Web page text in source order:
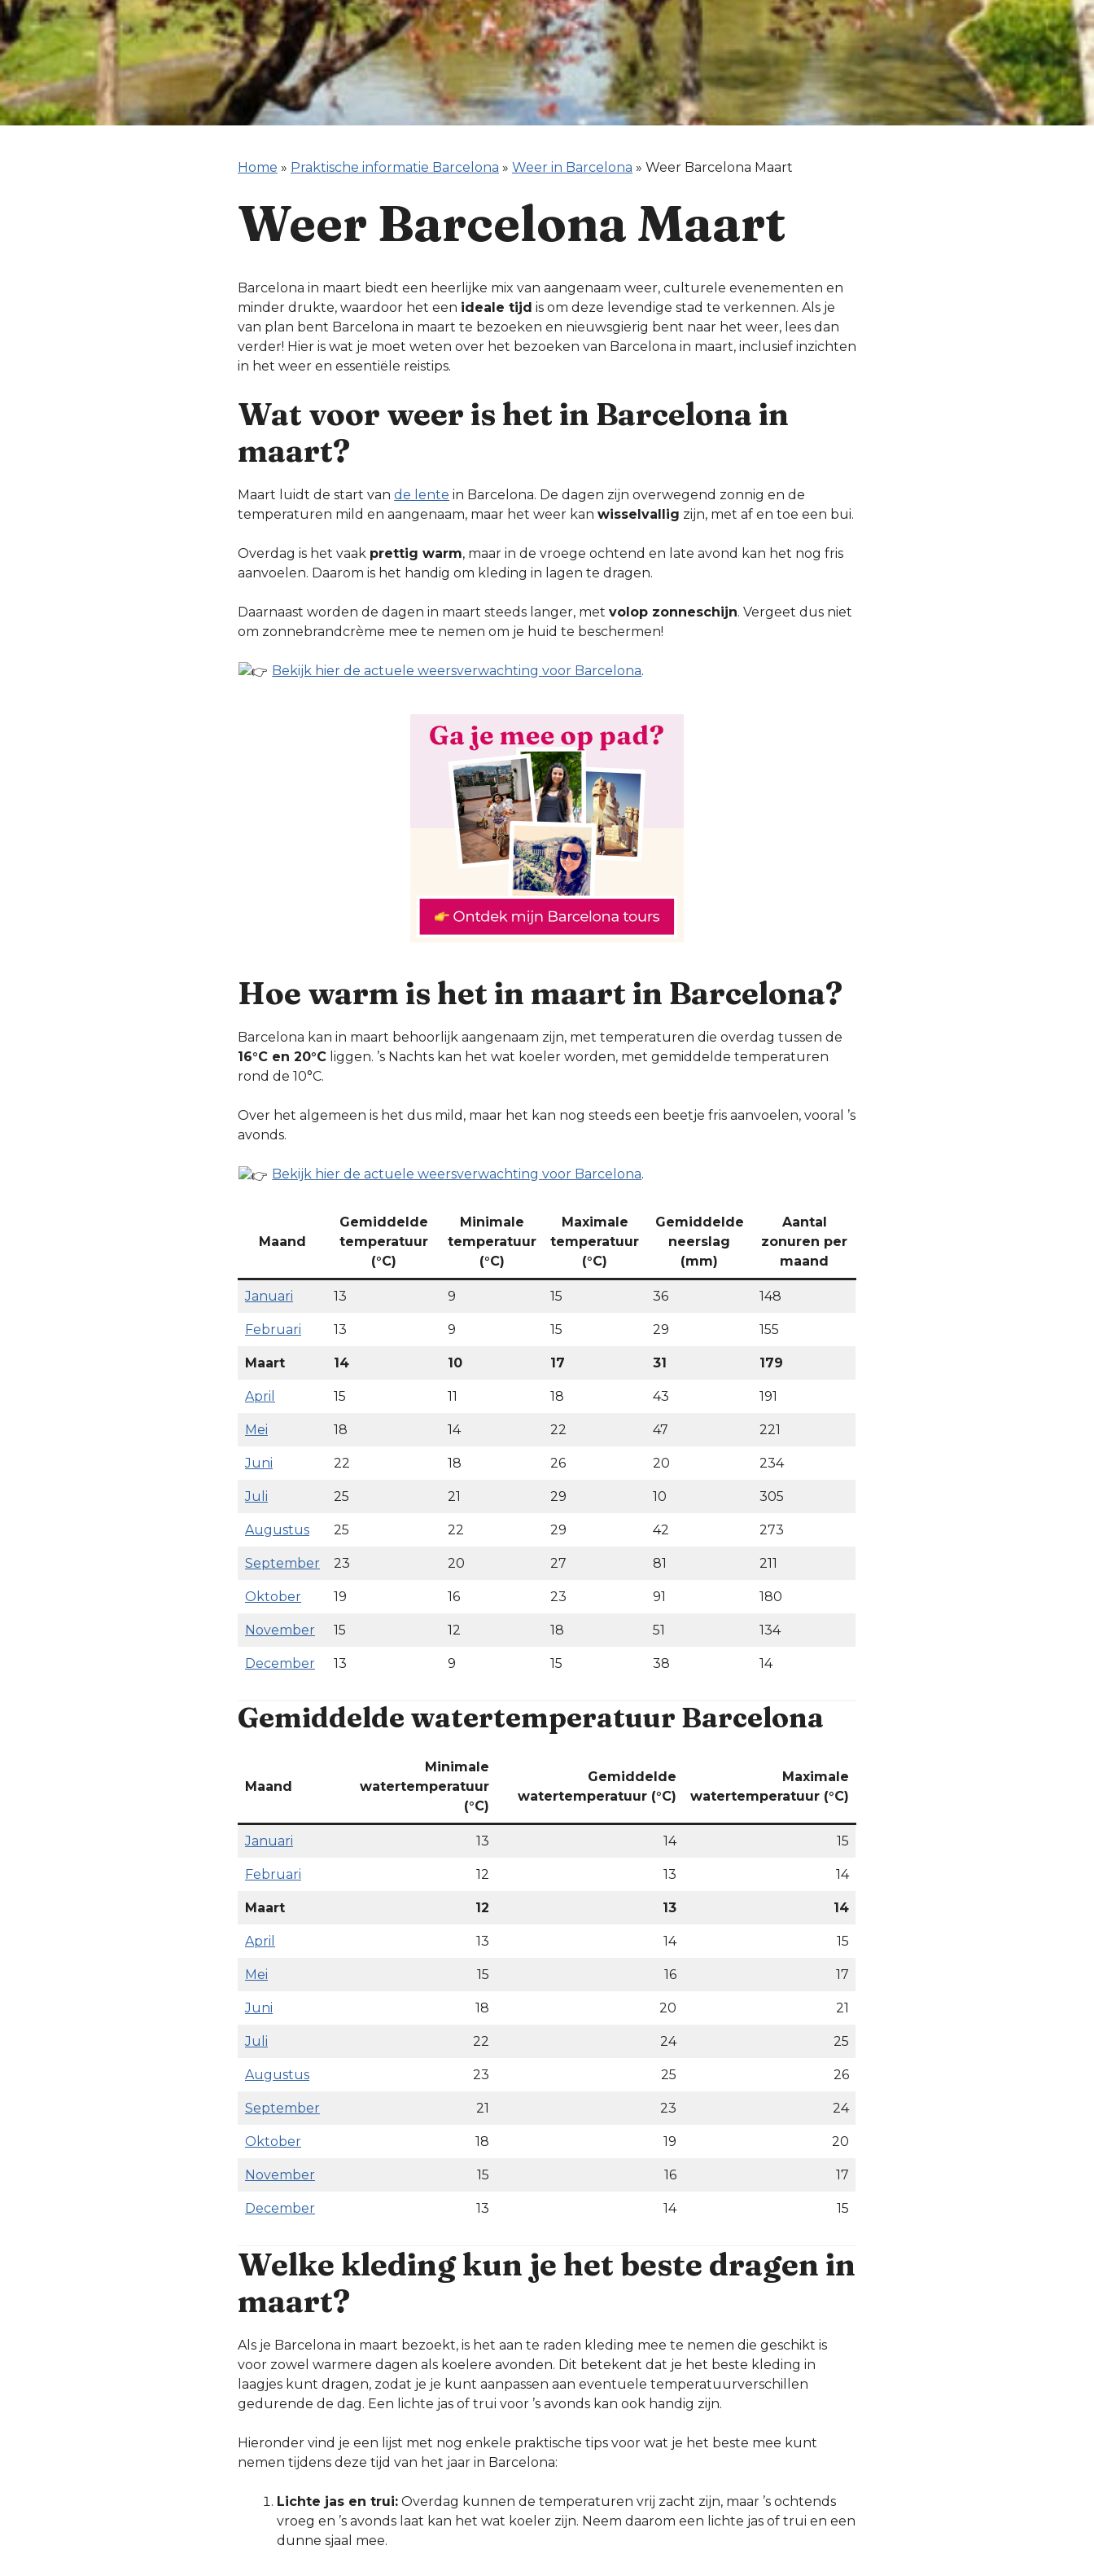
Home » Praktische informatie Barcelona » Weer in Barcelona » Weer Barcelona Maart
Weer Barcelona Maart
Barcelona in maart biedt een heerlijke mix van aangenaam weer, culturele evenementen en
minder drukte, waardoor het een ideale tijd is om deze levendige stad te verkennen. Als je
van plan bent Barcelona in maart te bezoeken en nieuwsgierig bent naar het weer, lees dan
verder! Hier is wat je moet weten over het bezoeken van Barcelona in maart, inclusief inzichten
in het weer en essentiële reistips.
Wat voor weer is het in Barcelona in
maart?
Maart luidt de start van de lente in Barcelona. De dagen zijn overwegend zonnig en de
temperaturen mild en aangenaam, maar het weer kan wisselvallig zijn, met af en toe een bui.
Overdag is het vaak prettig warm, maar in de vroege ochtend en late avond kan het nog fris
aanvoelen. Daarom is het handig om kleding in lagen te dragen.
Daarnaast worden de dagen in maart steeds langer, met volop zonneschijn. Vergeet dus niet
om zonnebrandcrème mee te nemen om je huid te beschermen!
Bekijk hier de actuele weersverwachting voor Barcelona.
Hoe warm is het in maart in Barcelona?
Barcelona kan in maart behoorlijk aangenaam zijn, met temperaturen die overdag tussen de
16°C en 20°C liggen. ’s Nachts kan het wat koeler worden, met gemiddelde temperaturen
rond de 10°C.
Over het algemeen is het dus mild, maar het kan nog steeds een beetje fris aanvoelen, vooral ’s
avonds.
Bekijk hier de actuele weersverwachting voor Barcelona.
Maand
Gemiddelde
temperatuur
(°C)
Minimale
temperatuur
(°C)
Maximale
temperatuur
(°C)
Gemiddelde
neerslag
(mm)
Aantal
zonuren per
maand
Januari 13 9 15 36 148
Februari 13 9 15 29 155
Maart 14 10 17 31 179
April 15 11 18 43 191
Mei 18 14 22 47 221
Juni 22 18 26 20 234
Juli 25 21 29 10 305
Augustus 25 22 29 42 273
September 23 20 27 81 211
Oktober 19 16 23 91 180
November 15 12 18 51 134
December 13 9 15 38 14
Gemiddelde watertemperatuur Barcelona
Maand
Minimale
watertemperatuur
(°C)
Gemiddelde
watertemperatuur (°C)
Maximale
watertemperatuur (°C)
Januari 13 14 15
Februari 12 13 14
Maart 12 13 14
April 13 14 15
Mei 15 16 17
Juni 18 20 21
Juli 22 24 25
Augustus 23 25 26
September 21 23 24
Oktober 18 19 20
November 15 16 17
December 13 14 15
Welke kleding kun je het beste dragen in
maart?
Als je Barcelona in maart bezoekt, is het aan te raden kleding mee te nemen die geschikt is
voor zowel warmere dagen als koelere avonden. Dit betekent dat je het beste kleding in
laagjes kunt dragen, zodat je je kunt aanpassen aan eventuele temperatuurverschillen
gedurende de dag. Een lichte jas of trui voor ’s avonds kan ook handig zijn.
Hieronder vind je een lijst met nog enkele praktische tips voor wat je het beste mee kunt
nemen tijdens deze tijd van het jaar in Barcelona:
Lichte jas en trui: Overdag kunnen de temperaturen vrij zacht zijn, maar ’s ochtends
vroeg en ’s avonds laat kan het wat koeler zijn. Neem daarom een lichte jas of trui en een
dunne sjaal mee.